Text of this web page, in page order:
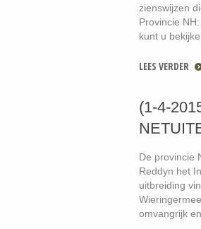
zienswijzen
Provincie NH:
kunt u
LEES VERDER
(1-4-
De provincie
Reddyn het
uitbreiding
omvangrijk